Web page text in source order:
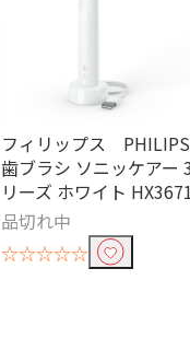
フィリップス
歯ブラシ ソニッケアー
リーズ ホワイト
品切れ中
☆☆☆☆☆